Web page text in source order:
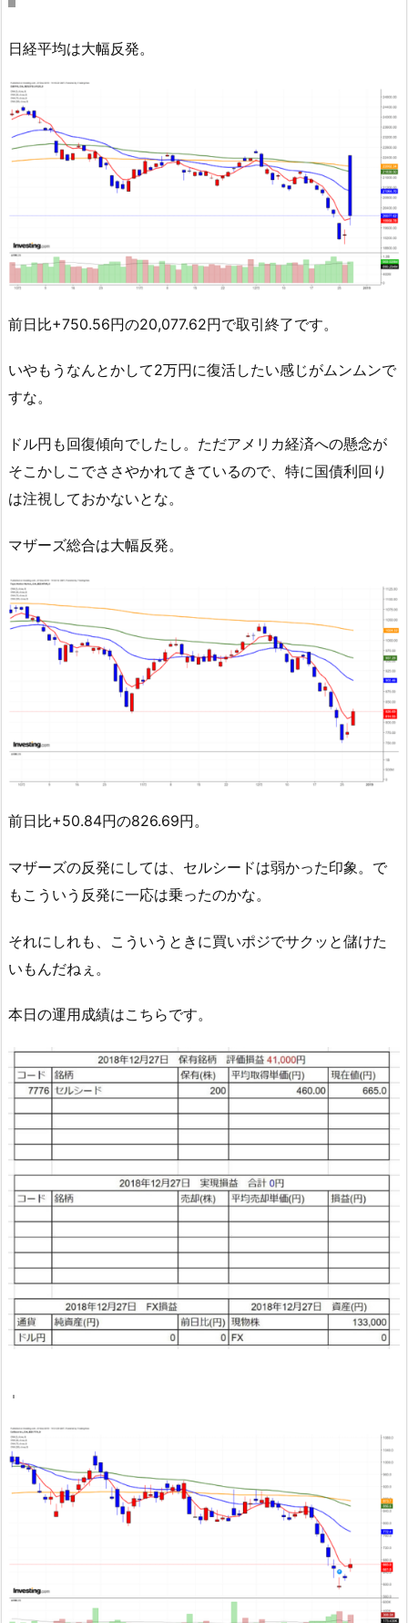
日経平均は大幅反発。
前日比+750.56円の20,077.62円で取引終了です。
いやもうなんとかして2万円に復活したい感じがムンムンで
すな。
ドル円も回復傾向でしたし。ただアメリカ経済への懸念が
そこかしこでささやかれてきているので、特に国債利回り
は注視しておかないとな。
マザーズ総合は大幅反発。
前日比+50.84円の826.69円。
マザーズの反発にしては、セルシードは弱かった印象。で
もこういう反発に一応は乗ったのかな。
それにしれも、こういうときに買いポジでサクッと儲けた
いもんだねぇ。
本日の運用成績はこちらです。